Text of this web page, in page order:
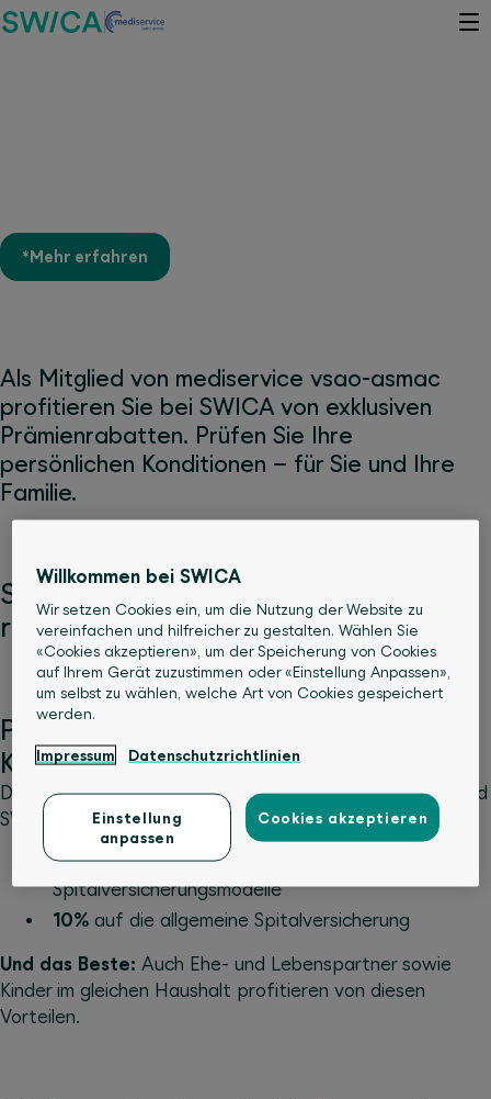
*Mehr erfahren
Als Mitglied von mediservice vsao-asmac
profitieren Sie bei SWICA von exklusiven
Prämienrabatten. Prüfen Sie Ihre
persönlichen Konditionen – für Sie und Ihre
Familie.
Sichern Sie sich bis zu 30% Prämien­­
rabatt
Prämienvorteile dank
Kollektivvertrag
Die Partnerschaft zwischen mediservice vsao-asmac und
SWICA bietet Ihnen exklusive Kollektivrabatte:
20%auf alle halbprivaten und privaten
Spitalversicherungsmodelle
10% auf die allgemeine Spitalversicherung
Und das Beste: Auch Ehe- und Lebenspartner sowie
Kinder im gleichen Haushalt profitieren von diesen
Vorteilen.
Willkommen bei SWICA
Wir setzen Cookies ein, um die Nutzung der Website zu
vereinfachen und hilfreicher zu gestalten. Wählen Sie
«Cookies akzeptieren», um der Speicherung von Cookies
auf Ihrem Gerät zuzustimmen oder «Einstellung Anpassen»,
um selbst zu wählen, welche Art von Cookies gespeichert
werden.
Impressum Datenschutzrichtlinien
Einstellung
anpassen
Cookies akzeptieren